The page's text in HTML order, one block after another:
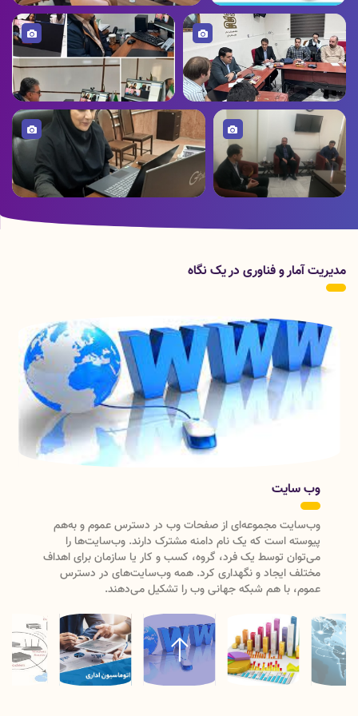
میز خدمت الکترونیکی راه
اندازی گردید
رونمایی از نرم افزار مدیریت تغذیه بیمارستانی
حضور کارشناسان فناوری اطلاعات
سازمان غذا و دارو کشور در استان
ویزیت بیماران به صورت تله مدیسین
تصویر
اطلاعات استانداری
تصویر
دانشگاه
مدیریت آمار و فناوری در یک نگاه
از صفحات وب در دسترس عموم و به‌هم
که یک نام دامنه مشترک دارند. ‌وب‌سایت‌ها را
یک فرد، گروه، کسب و کار یا سازمان برای اهداف
و نگهداری کرد. همه وب‌سایت‌های در دسترس
هم شبکه جهانی وب را تشکیل می‌‌‌‌دهند.
به فرایند قادر
پیش تعیین شده
استفاده از